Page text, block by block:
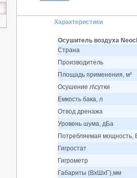
Характеристики
Осушитель воздуха
Страна
Производитель
Площадь применения, м²
Осушение л\сутки
Емкость бака, л
Отвод дренажа
Уровень шума, дБа
Потребляемая мощность,
Гигростат
Гигрометр
Габариты (ВхШхГ),мм